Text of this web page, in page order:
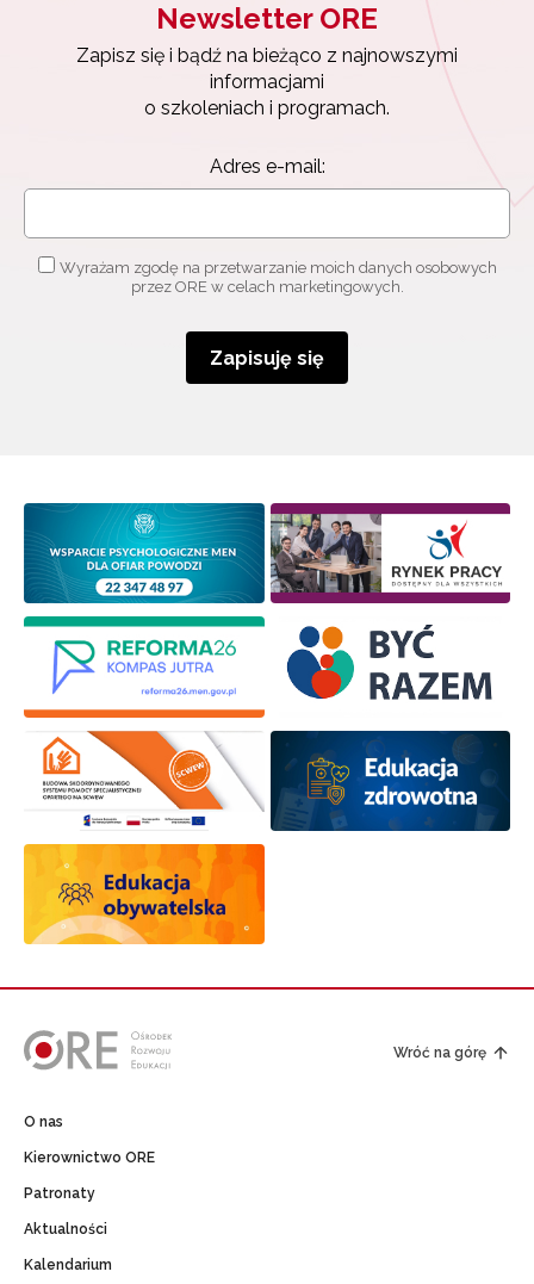
Newsletter ORE
Zapisz się i bądź na bieżąco z najnowszymi
informacjami
o szkoleniach i programach.
Adres e-mail:
Wyrażam zgodę na przetwarzanie moich danych osobowych
przez ORE w celach marketingowych.
Zapisuję się
Wróć na górę
O nas
Kierownictwo ORE
Patronaty
Aktualności
Kalendarium